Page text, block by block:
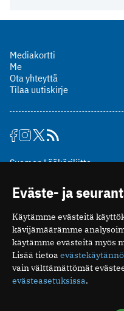
Mediakortti
Me
Ota yhteyttä
Tilaa uutiskirje
Suomen Lääkäriliitto
00510 Helsinki
puh. (09) 393 091
ISSN 2323-9476
Eväste- ja
Käytämme evästeitä
kävijämäärämme
käytämme evästeitä myös
Lisää tietoa
vain välttämättömät
evästeasetuksissa.